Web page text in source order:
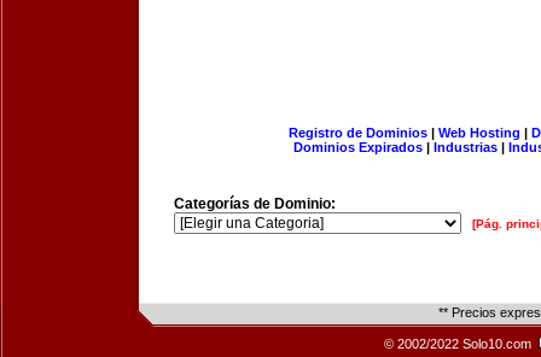
Registro de Dominios| Web Hosting |
Dominios Expirados | Industrias |
Categorías de Dominio:
[Pág.
** Precios
© 2002/2022 Solo10.com